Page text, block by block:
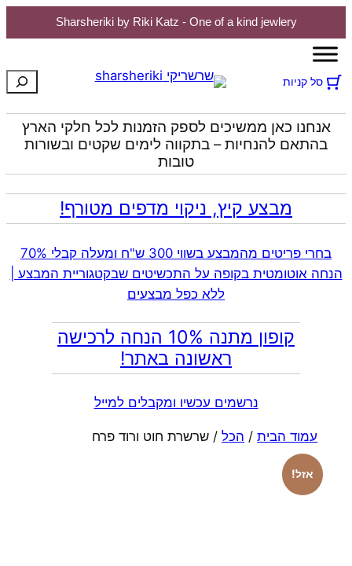
Sharsheriki by Riki Katz - One of a kind jewlery
לדלג
סל קניות חיפוש
אנחנו כאן ממשיכים לספק הזמנות לכל חלקי הארץ
בהתאם להנחיות – בתקווה לימים שקטים ובשורות
טובות
מבצע קיץ, ניקוי מדפים מטורף!
בחרי פריטים מהמבצע בשווי 300 ש"ח ומעלה קבלי 70%
הנחה אוטומטית בקופה על התכשיטים שבקטגוריית המבצע |
ללא כפל מבצעים
קופון מתנה 10% הנחה לרכישה
ראשונה באתר!
נרשמים עכשיו ומקבלים למייל
עמוד הבית/ הכל/ שרשרת חוט ורוד פרח
אזל!